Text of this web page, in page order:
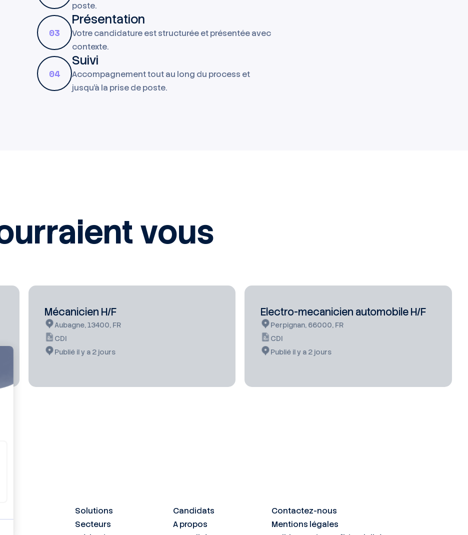
poste.
03
Présentation
Votre candidature est structurée et présentée avec
contexte.
04
Suivi
Accompagnement tout au long du process et
jusqu'à la prise de poste.
vous
Mécanicien H/F
Aubagne, 13400, FR
CDI
Publié il y a 2 jours
Electro-mecanicien automobile H/F
Perpignan, 66000, FR
CDI
Publié il y a 2 jours
Solutions
Secteurs
Candidats
A propos
Contactez-nous
Mentions légales